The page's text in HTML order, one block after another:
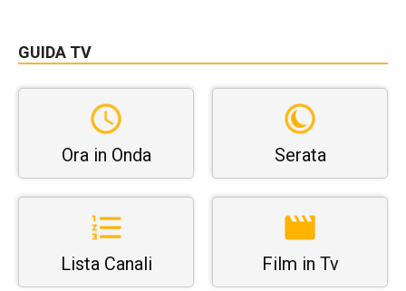
GUIDA TV
Ora in Onda Serata
Lista Canali Film in Tv